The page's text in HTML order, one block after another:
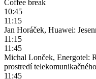
Coffee break
10:45
11:15
Jan Horáček, Huawei:
11:15
11:45
Michal Lonček, Energotel:
prostredí
11:45